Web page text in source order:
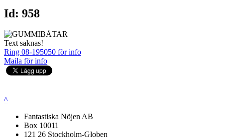
Id: 958
Text saknas!
Ring 08-195050 för info
Maila för info
^
Fantastiska Nöjen AB
Box 10011
121 26 Stockholm-Globen